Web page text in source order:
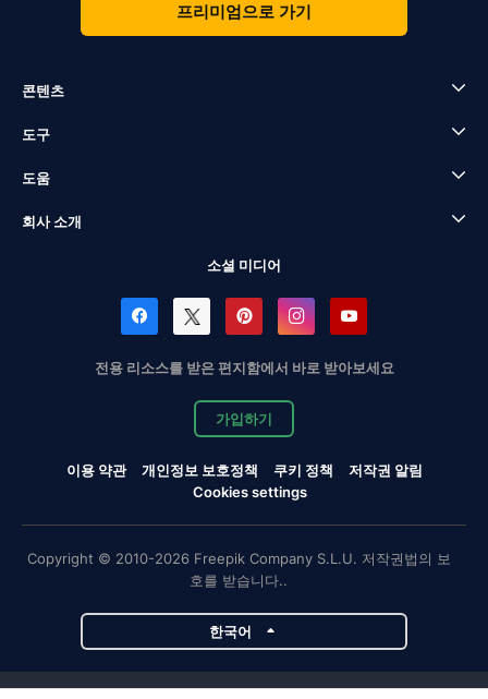
프리미엄으로 가기
콘텐츠
도구
도움
회사 소개
소셜 미디어
전용 리소스를 받은 편지함에서 바로 받아보세요
가입하기
이용 약관 개인정보 보호정책 쿠키 정책
저작권 알림
Cookies settings
Copyright © 2010-2026 Freepik Company S.L.U. 저작권법의 보
호를 받습니다..
한국어